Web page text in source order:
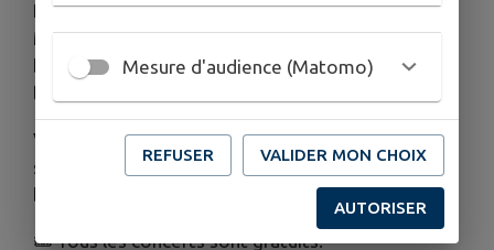
Restauration proposée par nos commerçants,
Magic Glace, Kings of Nawak & buvette (vente de
boissons et crêpes) tenue par les jeunes de
l'association Boissy Bike Park.
Venez profiter d’une belle soirée d’été placée
sous le signe de la musique, du partage et de la
bonne humeur ! 🎶✨
🎟️ Tous les concerts sont gratuits.
Mesure d'audience (Matomo)
REFUSER VALIDER MON CHOIX
AUTORISER